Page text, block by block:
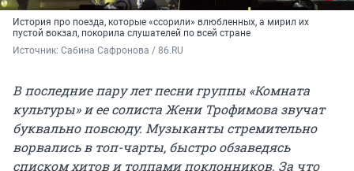
История про поезда, которые «ссорили» влюбленных, а мирил их
пустой вокзал, покорила слушателей по всей стране
Источник: Сабина Сафронова / 86.RU
В последние пару лет песни группы «Комната
культуры» и ее солиста Жени Трофимова звучат
буквально повсюду. Музыканты стремительно
ворвались в топ-чарты, быстро обзаведясь
списком хитов и толпами поклонников. За что